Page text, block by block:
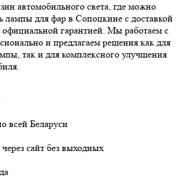
автомобильного света, где можно
лампы для фар в Сопоцкине с доставкой
официальной гарантией. Мы работаем с
и предлагаем решения как для
так и для комплексного улучшения
всей Беларуси
сайт без выходных